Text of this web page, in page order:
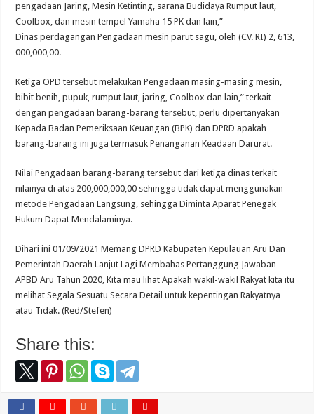
pengadaan Jaring, Mesin Ketinting, sarana Budidaya Rumput laut,
Coolbox, dan mesin tempel Yamaha 15 PK dan lain,”
Dinas perdagangan Pengadaan mesin parut sagu, oleh (CV. RI) 2, 613,
000,000,00.
Ketiga OPD tersebut melakukan Pengadaan masing-masing mesin,
bibit benih, pupuk, rumput laut, jaring, Coolbox dan lain,” terkait
dengan pengadaan barang-barang tersebut, perlu dipertanyakan
Kepada Badan Pemeriksaan Keuangan (BPK) dan DPRD apakah
barang-barang ini juga termasuk Penanganan Keadaan Darurat.
Nilai Pengadaan barang-barang tersebut dari ketiga dinas terkait
nilainya di atas 200,000,000,00 sehingga tidak dapat menggunakan
metode Pengadaan Langsung, sehingga Diminta Aparat Penegak
Hukum Dapat Mendalaminya.
Dihari ini 01/09/2021 Memang DPRD Kabupaten Kepulauan Aru Dan
Pemerintah Daerah Lanjut Lagi Membahas Pertanggung Jawaban
APBD Aru Tahun 2020, Kita mau lihat Apakah wakil-wakil Rakyat kita itu
melihat Segala Sesuatu Secara Detail untuk kepentingan Rakyatnya
atau Tidak. (Red/Stefen)
Share this: